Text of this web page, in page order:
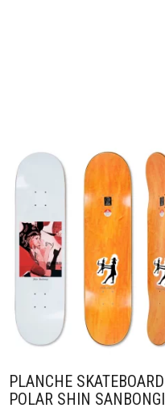
Ajouter à mes favoris
PLANCHE SKATEBOARD
POLAR SHIN SANBONGI